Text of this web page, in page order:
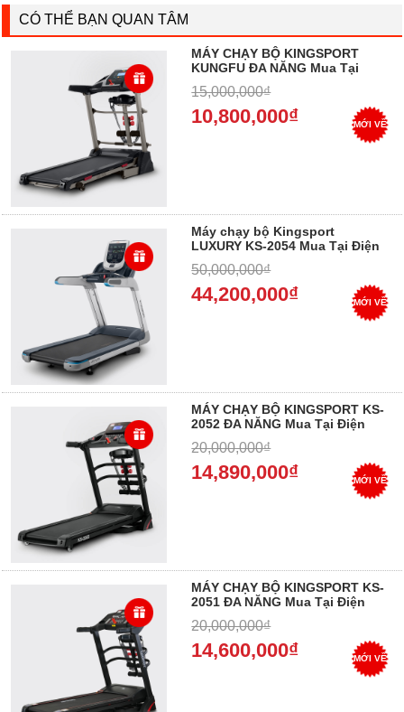
CÓ THỂ BẠN QUAN TÂM
MÁY CHẠY BỘ KINGSPORT
KUNGFU ĐA NĂNG Mua Tại
0%
15,000,000₫
10,800,000₫ MỚI VỀ
Máy chạy bộ Kingsport
LUXURY KS-2054 Mua Tại Điện
50,000,000₫
44,200,000₫ MỚI VỀ
MÁY CHẠY BỘ KINGSPORT KS-
2052 ĐA NĂNG Mua Tại Điện
20,000,000₫
14,890,000₫ MỚI VỀ
MÁY CHẠY BỘ KINGSPORT KS-
2051 ĐA NĂNG Mua Tại Điện
20,000,000₫
14,600,000₫ MỚI VỀ